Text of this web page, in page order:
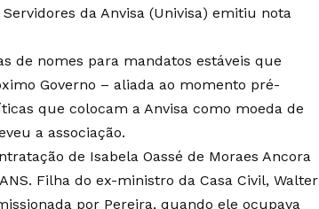
da Anvisa (Univisa) emitiu nota
de nomes para mandatos estáveis que
Governo – aliada ao momento pré-
que colocam a Anvisa como moeda de
a associação.
de Isabela Oassé de Moraes Ancora
Filha do ex-ministro da Casa Civil, Walter
por Pereira, quando ele ocupava